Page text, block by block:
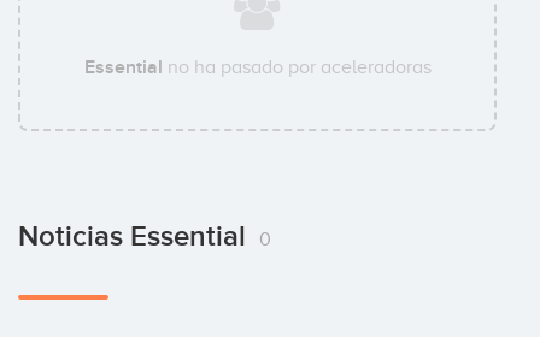
Essential no ha pasado por aceleradoras
Noticias Essential 0